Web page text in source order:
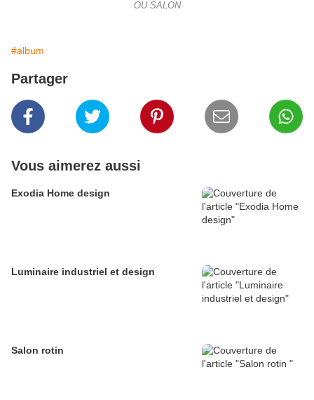
OU SALON
#album
Partager
Vous aimerez aussi
Exodia Home design
Luminaire industriel et design
Salon rotin